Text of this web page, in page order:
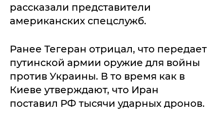
рассказали представители
американских спецслужб.
Ранее Тегеран отрицал, что передает
путинской армии оружие для войны
против Украины. В то время как в
Киеве утверждают, что Иран
поставил РФ тысячи ударных дронов.